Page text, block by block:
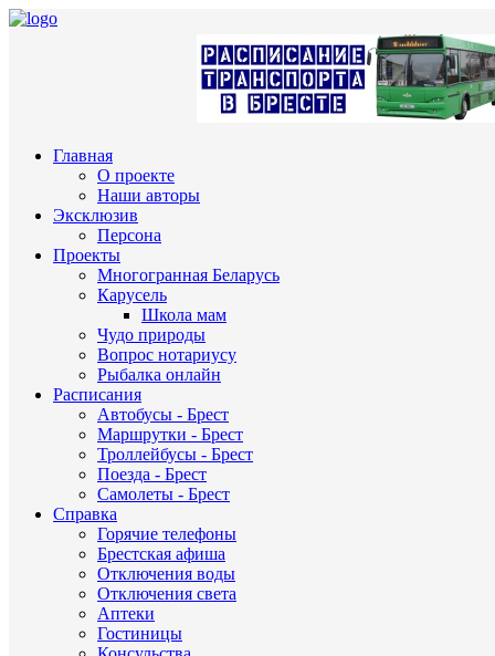
Главная
О проекте
Наши авторы
Эксклюзив
Персона
Проекты
Многогранная Беларусь
Карусель
Школа мам
Чудо природы
Вопрос нотариусу
Рыбалка онлайн
Расписания
Автобусы - Брест
Маршрутки - Брест
Троллейбусы - Брест
Поезда - Брест
Самолеты - Брест
Справка
Горячие телефоны
Брестская афиша
Отключения воды
Отключения света
Аптеки
Гостиницы